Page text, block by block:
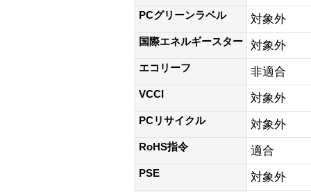
PCグリーンラベル 対象外
国際エネルギースター 対象外
エコリーフ 非適合
VCCI 対象外
PCリサイクル 対象外
RoHS指令 適合
PSE 対象外